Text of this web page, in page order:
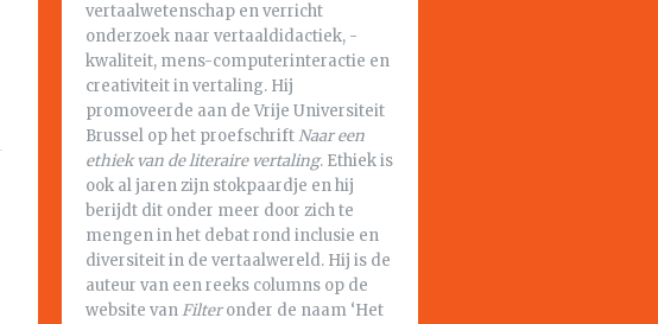
vertaalwetenschap en verricht
onderzoek naar vertaaldidactiek, -
kwaliteit, mens-computerinteractie en
creativiteit in vertaling. Hij
promoveerde aan de Vrije Universiteit
Brussel op het proefschriftNaar een
ethiek van de literaire vertaling. Ethiek is
ook al jaren zijn stokpaardje en hij
berijdt dit onder meer door zich te
mengen in het debat rond inclusie en
diversiteit in de vertaalwereld. Hij is de
auteur van een reeks columns op de
website vanFilteronder de naam ‘Het